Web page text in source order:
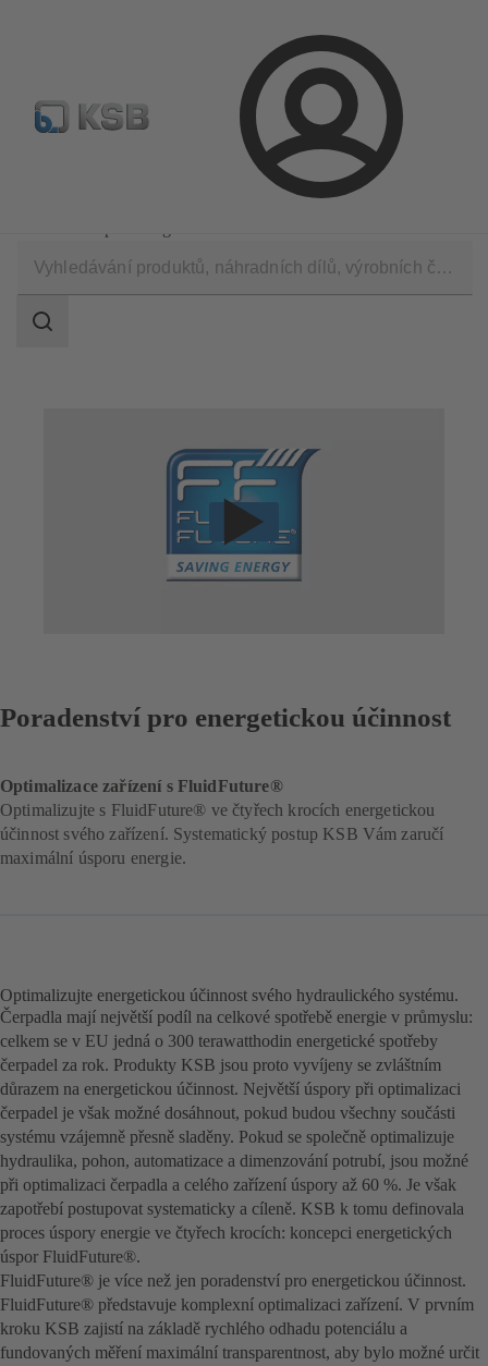
Přihlášení
Najít standardní výrobek BIM a CAD Nástroje pro
Poradenství a analýza
vyhledávání
Rozsah
Poradenství pro energetickou účinnost
Optimalizace zařízení s FluidFuture®
Optimalizujte s FluidFuture® ve čtyřech krocích energetickou
účinnost svého zařízení. Systematický postup KSB Vám zaručí
maximální úsporu energie.
Optimalizujte energetickou účinnost svého hydraulického systému.
Čerpadla mají největší podíl na celkové spotřebě energie v průmyslu:
celkem se v EU jedná o 300 terawatthodin energetické spotřeby
čerpadel za rok. Produkty KSB jsou proto vyvíjeny se zvláštním
důrazem na energetickou účinnost. Největší úspory při optimalizaci
čerpadel je však možné dosáhnout, pokud budou všechny součásti
systému vzájemně přesně sladěny. Pokud se společně optimalizuje
hydraulika, pohon, automatizace a dimenzování potrubí, jsou možné
při optimalizaci čerpadla a celého zařízení úspory až 60 %. Je však
zapotřebí postupovat systematicky a cíleně. KSB k tomu definovala
proces úspory energie ve čtyřech krocích: koncepci energetických
úspor FluidFuture®.
FluidFuture® je více než jen poradenství pro energetickou účinnost.
FluidFuture® představuje komplexní optimalizaci zařízení. V prvním
kroku KSB zajistí na základě rychlého odhadu potenciálu a
fundovaných měření maximální transparentnost, aby bylo možné určit